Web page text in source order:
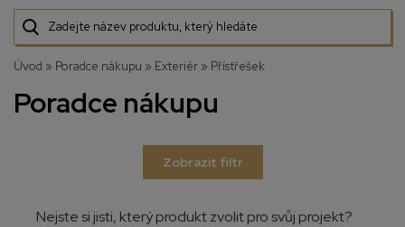
Úvod » Poradce nákupu » Exteriér » Přístřešek
Poradce nákupu
Zobrazit filtr
Nejste si jisti, který produkt zvolit pro svůj projekt?